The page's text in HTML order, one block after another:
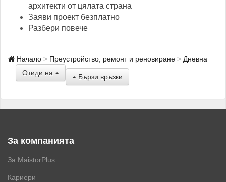
архитекти от цялата страна
Заяви проект безплатно
Разбери повече
Начало Преустройство, ремонт и реновиране
Дневна
Отиди на
Бързи връзки
За компанията
За MaistorPlus
Кариери